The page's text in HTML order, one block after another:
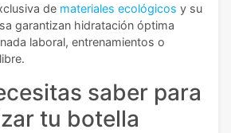
de materiales ecológicos y su
garantizan hidratación óptima
laboral, entrenamientos o
saber para
tu botella